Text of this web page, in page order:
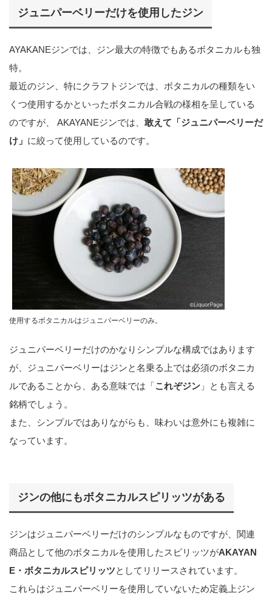
ジュニパーベリーだけを使用したジン
AYAKANEジンでは、ジン最大の特徴でもあるボタニカルも独
特。
最近のジン、特にクラフトジンでは、ボタニカルの種類をい
くつ使用するかといったボタニカル合戦の様相を呈している
のですが、 AKAYANEジンでは、 敢えて「ジュニパーベリーだ
け」 に絞って使用しているのです。
使用するボタニカルはジュニパーベリーのみ。
ジュニパーベリーだけのかなりシンプルな構成ではあります
が、ジュニパーベリーはジンと名乗る上では必須のボタニカ
ルであることから、ある意味では「 これぞジン 」とも言える
銘柄でしょう。
また、シンプルではありながらも、味わいは意外にも複雑に
なっています。
ジンの他にもボタニカルスピリッツがある
ジンはジュニパーベリーだけのシンプルなものですが、関連
商品として他のボタニカルを使用したスピリッツがAKAYAN
E・ボタニカルスピリッツとしてリリースされています。
これらはジュニパーベリーを使用していないため定義上ジン